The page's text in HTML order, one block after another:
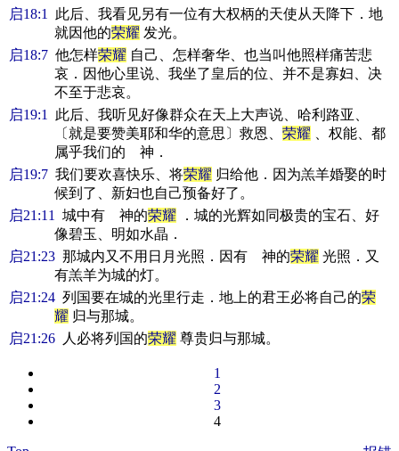
启18:1
此后、我看见另有一位有大权柄的天使从天降下．地
就因他的荣耀 发光。
启18:7 他怎样荣耀 自己、怎样奢华、也当叫他照样痛苦悲
哀．因他心里说、我坐了皇后的位、并不是寡妇、决
不至于悲哀。
启19:1
此后、我听见好像群众在天上大声说、哈利路亚、
〔就是要赞美耶和华的意思〕救恩、荣耀 、权能、都
属乎我们的 神．
启19:7 我们要欢喜快乐、将荣耀 归给他．因为羔羊婚娶的时
候到了、新妇也自己预备好了。
启21:11
城中有 神的荣耀 ．城的光辉如同极贵的宝石、好
像碧玉、明如水晶．
启21:23 那城内又不用日月光照．因有 神的荣耀 光照．又
有羔羊为城的灯。
启21:24 列国要在城的光里行走．地上的君王必将自己的荣
耀 归与那城。
启21:26 人必将列国的荣耀 尊贵归与那城。
1
2
3
4